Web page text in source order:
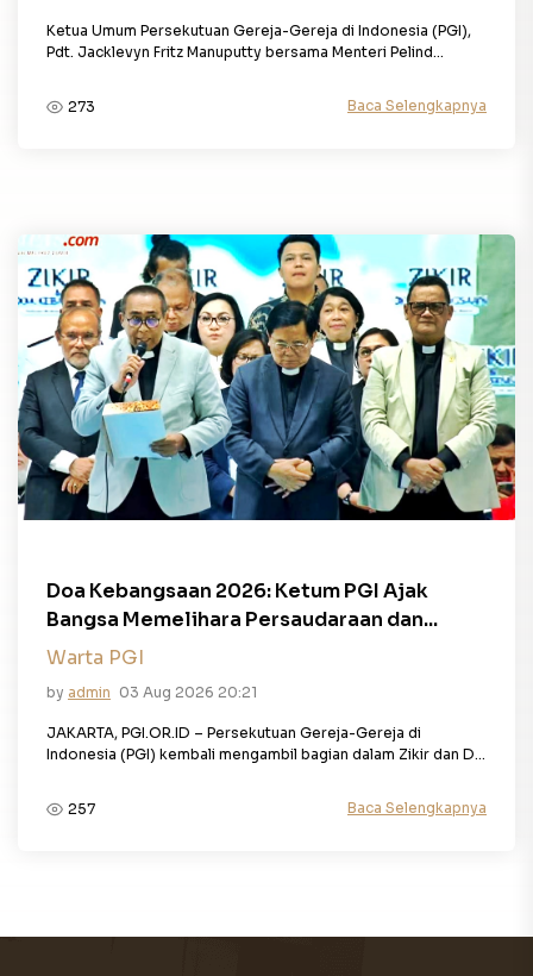
Ketua Umum Persekutuan Gereja-Gereja di Indonesia (PGI),
Pdt. Jacklevyn Fritz Manuputty bersama Menteri Pelind...
273 Baca Selengkapnya
Doa Kebangsaan 2026: Ketum PGI Ajak
Bangsa Memelihara Persaudaraan dan...
Warta PGI
by admin 03 Aug 2026 20:21
JAKARTA, PGI.OR.ID – Persekutuan Gereja-Gereja di
Indonesia (PGI) kembali mengambil bagian dalam Zikir dan D...
257 Baca Selengkapnya